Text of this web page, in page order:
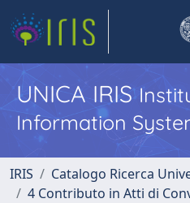
UNICA IRIS
Information
IRIS
Catalogo Ricerca
4 Contributo in Atti di